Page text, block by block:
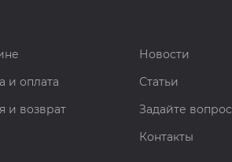
Новости
и оплата
Статьи
и возврат
Задайте вопрос
Контакты